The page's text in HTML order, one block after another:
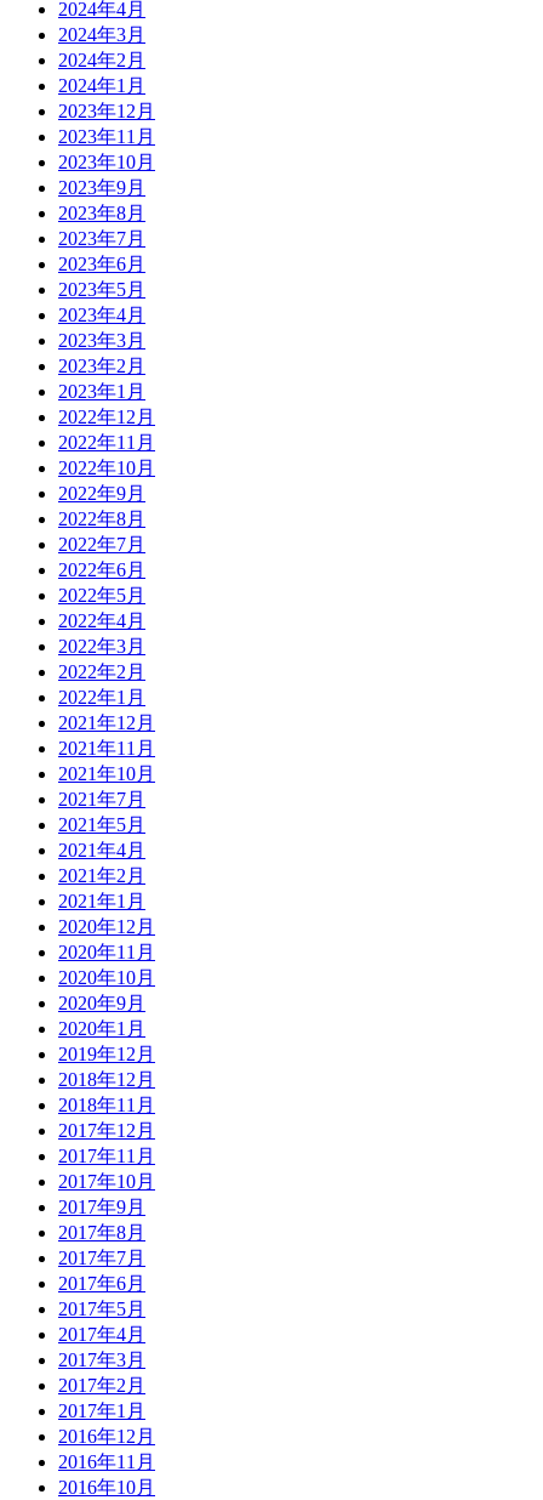
2024年4月
2024年3月
2024年2月
2024年1月
2023年12月
2023年11月
2023年10月
2023年9月
2023年8月
2023年7月
2023年6月
2023年5月
2023年4月
2023年3月
2023年2月
2023年1月
2022年12月
2022年11月
2022年10月
2022年9月
2022年8月
2022年7月
2022年6月
2022年5月
2022年4月
2022年3月
2022年2月
2022年1月
2021年12月
2021年11月
2021年10月
2021年7月
2021年5月
2021年4月
2021年2月
2021年1月
2020年12月
2020年11月
2020年10月
2020年9月
2020年1月
2019年12月
2018年12月
2018年11月
2017年12月
2017年11月
2017年10月
2017年9月
2017年8月
2017年7月
2017年6月
2017年5月
2017年4月
2017年3月
2017年2月
2017年1月
2016年12月
2016年11月
2016年10月